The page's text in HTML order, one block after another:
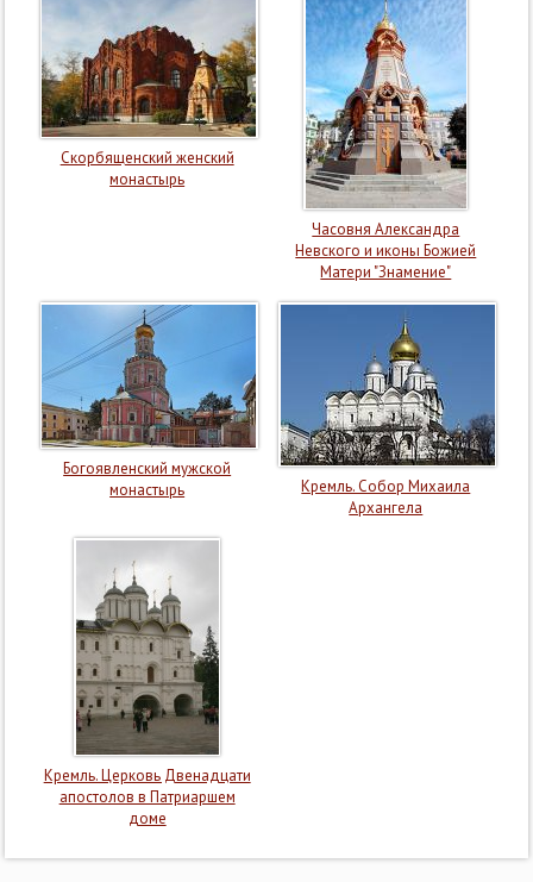
Скорбященский женский
монастырь
Часовня Александра
Невского и иконы Божией
Матери "Знамение"
Богоявленский мужской
монастырь
Кремль. Собор Михаила
Архангела
Кремль. Церковь Двенадцати
апостолов в Патриаршем
доме